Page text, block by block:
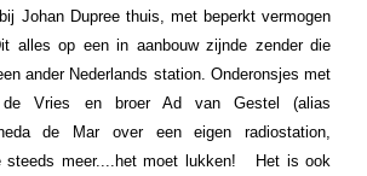
Johan Dupree thuis, met beperkt vermogen
alles op een in aanbouw zijnde zender die
ander Nederlands station. Onderonsjes met
Vries en broer Ad van Gestel (alias
de Mar over een eigen radiostation,
steeds meer....het moet lukken! Het is ook